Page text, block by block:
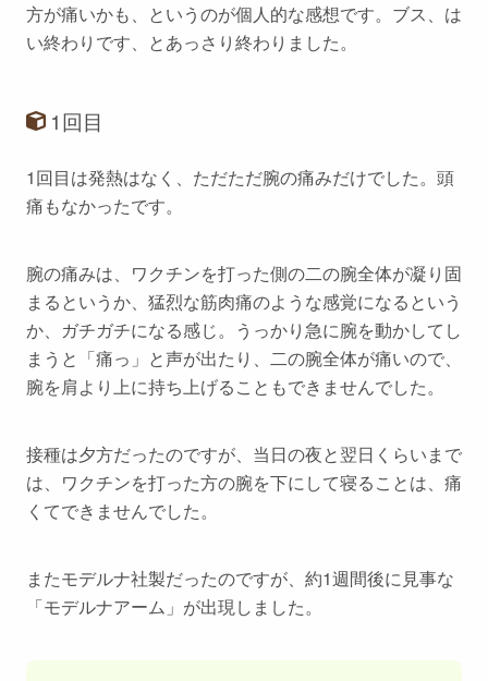
方が痛いかも、というのが個人的な感想です。ブス、は
い終わりです、とあっさり終わりました。
1回目
1回目は発熱はなく、ただただ腕の痛みだけでした。頭
痛もなかったです。
腕の痛みは、ワクチンを打った側の二の腕全体が凝り固
まるというか、猛烈な筋肉痛のような感覚になるという
か、ガチガチになる感じ。うっかり急に腕を動かしてし
まうと「痛っ」と声が出たり、二の腕全体が痛いので、
腕を肩より上に持ち上げることもできませんでした。
接種は夕方だったのですが、当日の夜と翌日くらいまで
は、ワクチンを打った方の腕を下にして寝ることは、痛
くてできませんでした。
またモデルナ社製だったのですが、約1週間後に見事な
「モデルナアーム」が出現しました。